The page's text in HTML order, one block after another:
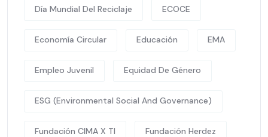
Día Mundial Del Reciclaje ECOCE
Economía Circular Educación EMA
Empleo Juvenil Equidad De Género
ESG (Environmental Social And Governance)
Fundación CIMA X TI Fundación Herdez